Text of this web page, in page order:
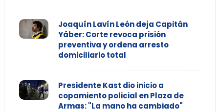
Joaquín Lavín León deja Capitán
Yáber: Corte revoca prisión
preventiva y ordena arresto
domiciliario total
Presidente Kast dio inicio a
copamiento policial en Plaza de
Armas: "La mano ha cambiado"